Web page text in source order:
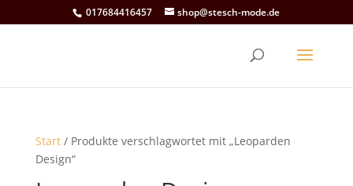
017684416457 shop@stesch-mode.de
Start/ Produkte verschlagwortet mit „Leoparden
Design“